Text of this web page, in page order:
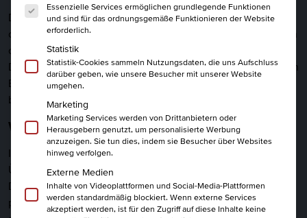
Druck ist für Dich als Führungskraft ein natürlicher Begleiter,
ob durch unterschiedliche Erwartungen, knappe Ressourcen
oder anspruchsvolle Entscheidungen. Entscheidend ist, wie
Du diese Herausforderungen für Dich nutzt. Mit der richtigen
Einstellung und guten Strategien lässt sich Druck nicht nur
bewältigen. Er kann sogar neue Kraft und Fokus geben.
Wie behältst Du Klarheit und innere Stärke?
In unserem Seminar erhältst Du einen umfassenden
Überblick. Du verstehst, wie Dein eigener Druck entsteht.
Du erkennst, was Dich wirklich belastet. Du entwickelst
praktische Wege, um ruhig und gelassen zu bleiben. So
Essenzielle Services ermöglichen grundlegende Funktionen
und sind für das ordnungsgemäße Funktionieren der Website
erforderlich.
Statistik
Statistik-Cookies sammeln Nutzungsdaten, die uns Aufschluss
darüber geben, wie unsere Besucher mit unserer Website
umgehen.
Marketing
Marketing Services werden von Drittanbietern oder
Herausgebern genutzt, um personalisierte Werbung
anzuzeigen. Sie tun dies, indem sie Besucher über Websites
hinweg verfolgen.
Externe Medien
Inhalte von Videoplattformen und Social-Media-Plattformen
werden standardmäßig blockiert. Wenn externe Services
akzeptiert werden, ist für den Zugriff auf diese Inhalte keine